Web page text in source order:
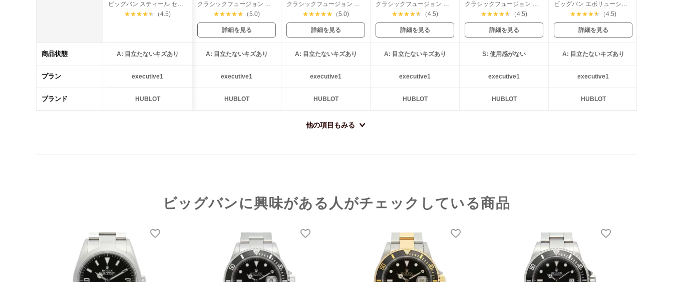
ビッグバン スティール セラミック
★★★★★ （4.5)
クラシックフュージョン ブラックマジック
★★★★★ （5.0)
詳細を見る
クラシックフュージョン チタニウム
★★★★★ （5.0)
詳細を見る
クラシックフュージョン チタニウム
★★★★★ （4.5)
詳細を見る
クラシックフュージョン クロノグラフ チタニウム
★★★★★ （4.5)
詳細を見る
ビッグバン エボリューションブラックマジック
★★★★★ （4.5)
詳細を見る
商品状態 A: 目立たないキズあり A: 目立たないキズあり A: 目立たないキズあり A: 目立たないキズあり S: 使用感がない A: 目立たないキズあり
プラン executive1 executive1 executive1 executive1 executive1 executive1
ブランド HUBLOT HUBLOT HUBLOT HUBLOT HUBLOT HUBLOT
他の項目もみる
ビッグバンに興味がある人がチェックしている商品